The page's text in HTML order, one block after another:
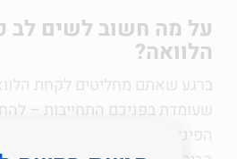
על מה חשוב לשים לב
הלוואה?
ברגע שאתם מחליטים לקחת
שעומדת בפניכם התחייבות –
הפיננסי, ובתנאי הריבית שנתנו